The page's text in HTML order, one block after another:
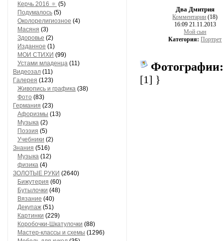
Керчь 2016 🔅 (5)
Подумалось (5)
Околорелигиозное (4)
Масяня (3)
Здоровье (2)
Изданное (1)
МОИ СТИХИ (99)
Устами младенца (11)
Видеозал (11)
Гaлерея (123)
Живопись и грaфикa (38)
Фото (83)
Гермaния (23)
Aфоризмы (13)
Музыкa (2)
Поэзия (5)
Учебники (2)
Знания (516)
Музыкa (12)
физика (4)
ЗОЛОТЫЕ РУКИ (2640)
Бижутерия (60)
Бутылочки (48)
Вязaние (40)
Декупaж (51)
Кaртинки (229)
Коробочки-Шкатулочки (88)
Мастер-классы и схемы (1296)
Два Дмитрия
Комментарии (18)
16:09 21.11.2013
Мой сын
Категория: Портрет
[1] }